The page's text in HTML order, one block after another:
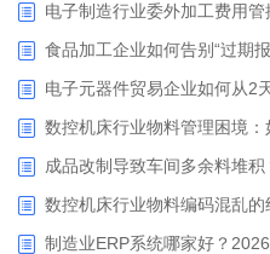
成品改制导致车间多余料堆
制造业ERP系统哪家好？